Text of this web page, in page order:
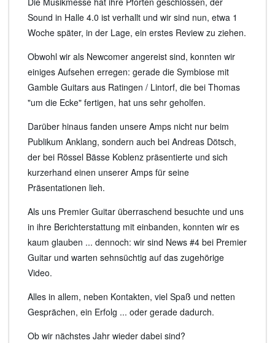
Sound in Halle 4.0 ist verhallt und wir sind nun, etwa 1
Woche später, in der Lage, ein erstes Review zu ziehen.
Obwohl wir als Newcomer angereist sind, konnten wir
einiges Aufsehen erregen: gerade die Symbiose mit
Gamble Guitars aus Ratingen / Lintorf, die bei Thomas
"um die Ecke" fertigen, hat uns sehr geholfen.
Darüber hinaus fanden unsere Amps nicht nur beim
Publikum Anklang, sondern auch bei Andreas Dötsch,
der bei Rössel Bässe Koblenz präsentierte und sich
kurzerhand einen unserer Amps für seine
Präsentationen lieh.
Als uns Premier Guitar überraschend besuchte und uns
in ihre Berichterstattung mit einbanden, konnten wir es
kaum glauben ... dennoch: wir sind News #4 bei Premier
Guitar und warten sehnsüchtig auf das zugehörige
Video.
Alles in allem, neben Kontakten, viel Spaß und netten
Gesprächen, ein Erfolg ... oder gerade dadurch.
Ob wir nächstes Jahr wieder dabei sind?